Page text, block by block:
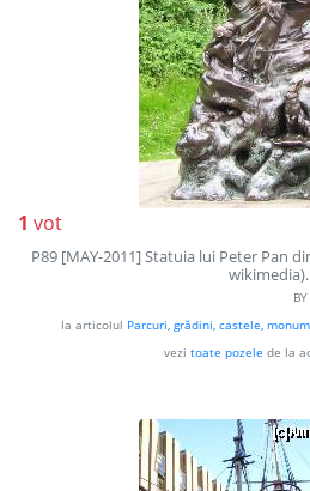
1 vot
P89 [MAY-2011] Statuia lui Peter Pan
wikimedia).
BY
la articolul Parcuri, grădini, castele,
vezi toate pozele de la